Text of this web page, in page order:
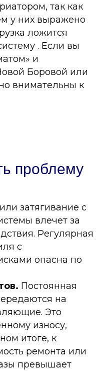
так как
у них выражено
ложится
. Если вы
и
Боровой или
внимательны к
проблему
затягивание с
влечет за
Регулярная
с
опасна по
Постоянная
на
Это
износу,
итоге, к
ремонта или
превышает